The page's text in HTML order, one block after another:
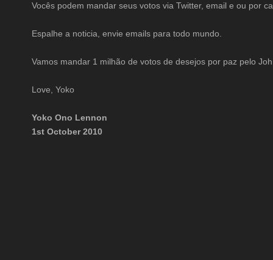
Vocês podem mandar seus votos via Twitter, email e ou por
Espalhe a noticia, envie emails para todo mundo.
Vamos mandar 1 milhão de votos de desejos por paz pelo
Love, Yoko
Yoko Ono Lennon
1st October 2010